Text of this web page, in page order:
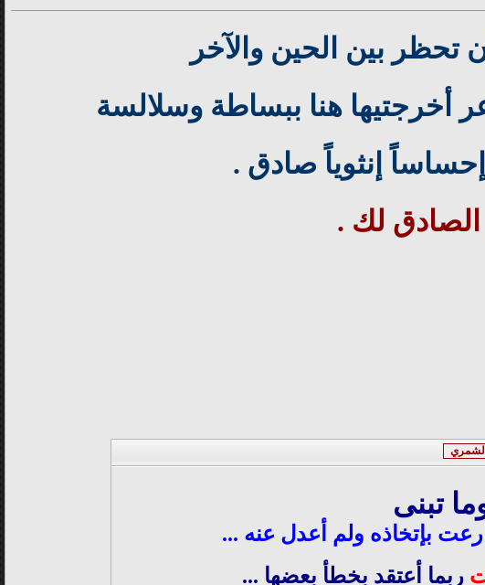
تحظر بين الحين والآخر
هنا ببساطة وسلالسة
إنثوياً صادق .
لك .
تبنى
بإتخاذه ولم أعدل عنه ...
ربما أعتقد بخطأ بعضها ...